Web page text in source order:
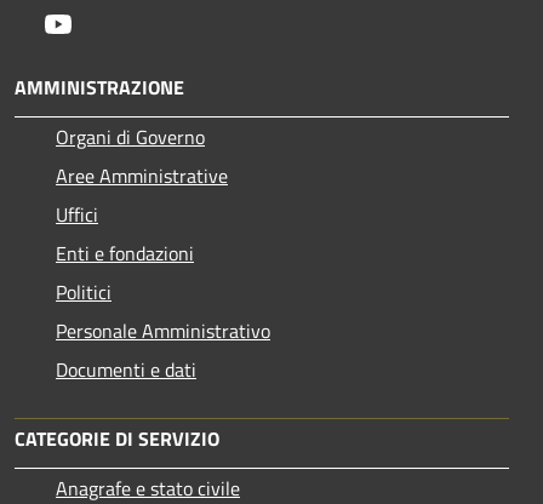
AMMINISTRAZIONE
Organi di Governo
Aree Amministrative
Uffici
Enti e fondazioni
Politici
Personale Amministrativo
Documenti e dati
CATEGORIE DI SERVIZIO
Anagrafe e stato civile